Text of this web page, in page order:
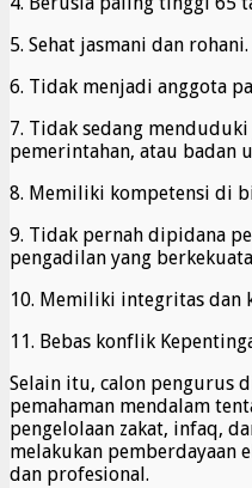
5. Sehat jasmani dan rohani.
6. Tidak menjadi anggota
7. Tidak sedang
pemerintahan, atau badan
8. Memiliki kompetensi di
9. Tidak pernah dipidana
pengadilan yang
10. Memiliki integritas dan
11. Bebas konflik
Selain itu, calon pengurus
pemahaman mendalam
pengelolaan zakat, infaq,
melakukan pemberdayaan
dan profesional.